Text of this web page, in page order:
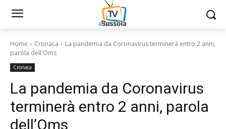
Home Cronaca
La pandemia da Coronavirus terminerà entro 2 anni,
parola dell'Oms
Cronaca
La pandemia da Coronavirus
terminerà entro 2 anni, parola
dell’Oms